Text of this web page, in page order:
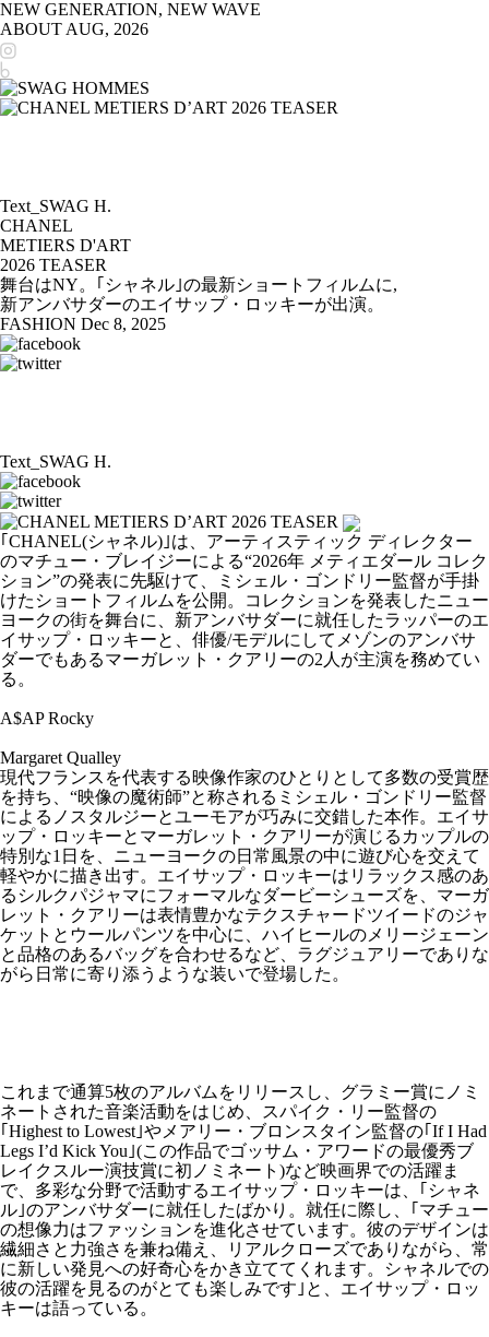
NEW GENERATION, NEW WAVE
ABOUT AUG, 2026
Text_SWAG H.
CHANEL
METIERS D'ART
2026 TEASER
舞台はNY。｢シャネル｣の最新ショートフィルムに,
新アンバサダーのエイサップ・ロッキーが出演。
FASHION Dec 8, 2025
Text_SWAG H.
｢CHANEL(シャネル)｣は、アーティスティック ディレクター
のマチュー・ブレイジーによる“2026年 メティエダール コレク
ション”の発表に先駆けて、ミシェル・ゴンドリー監督が手掛
けたショートフィルムを公開。コレクションを発表したニュー
ヨークの街を舞台に、新アンバサダーに就任したラッパーのエ
イサップ・ロッキーと、俳優/モデルにしてメゾンのアンバサ
ダーでもあるマーガレット・クアリーの2人が主演を務めてい
る。
A$AP Rocky
Margaret Qualley
現代フランスを代表する映像作家のひとりとして多数の受賞歴
を持ち、“映像の魔術師”と称されるミシェル・ゴンドリー監督
によるノスタルジーとユーモアが巧みに交錯した本作。エイサ
ップ・ロッキーとマーガレット・クアリーが演じるカップルの
特別な1日を、ニューヨークの日常風景の中に遊び心を交えて
軽やかに描き出す。エイサップ・ロッキーはリラックス感のあ
るシルクパジャマにフォーマルなダービーシューズを、マーガ
レット・クアリーは表情豊かなテクスチャードツイードのジャ
ケットとウールパンツを中心に、ハイヒールのメリージェーン
と品格のあるバッグを合わせるなど、ラグジュアリーでありな
がら日常に寄り添うような装いで登場した。
これまで通算5枚のアルバムをリリースし、グラミー賞にノミ
ネートされた音楽活動をはじめ、スパイク・リー監督の
｢Highest to Lowest｣やメアリー・ブロンスタイン監督の｢If I Had
Legs I’d Kick You｣(この作品でゴッサム・アワードの最優秀ブ
レイクスルー演技賞に初ノミネート)など映画界での活躍ま
で、多彩な分野で活動するエイサップ・ロッキーは、｢シャネ
ル｣のアンバサダーに就任したばかり。就任に際し、｢マチュー
の想像力はファッションを進化させています。彼のデザインは
繊細さと力強さを兼ね備え、リアルクローズでありながら、常
に新しい発見への好奇心をかき立ててくれます。シャネルでの
彼の活躍を見るのがとても楽しみです｣と、エイサップ・ロッ
キーは語っている。